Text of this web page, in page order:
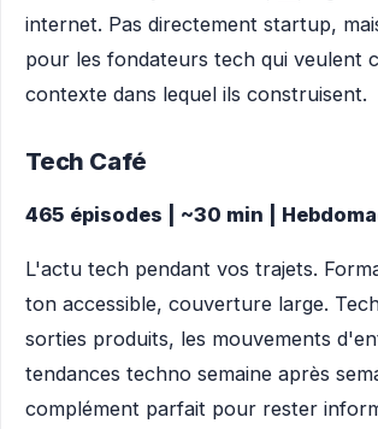
internet. Pas directement startup,
pour les fondateurs tech qui veulent
contexte dans lequel ils construisent.
Tech Café
465 épisodes | ~30 min |
L'actu tech pendant vos trajets.
ton accessible, couverture large.
sorties produits, les mouvements
tendances techno semaine après
complément parfait pour rester